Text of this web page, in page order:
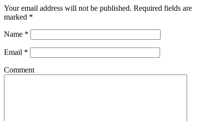
Your email address will not be published. Required fields are
marked *
Name *
Email *
Comment